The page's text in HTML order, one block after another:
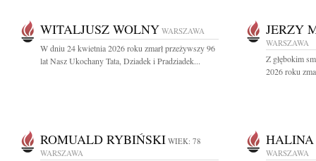
WITALJUSZ WOLNY WARSZAWA
W dniu 24 kwietnia 2026 roku zmarł przeżywszy 96
lat Nasz Ukochany Tata, Dziadek i Pradziadek...
JERZY
WARSZAWA
Z głębokim
2026 roku
ROMUALD RYBIŃSKI WIEK: 78
WARSZAWA
HALINA
WARSZAWA